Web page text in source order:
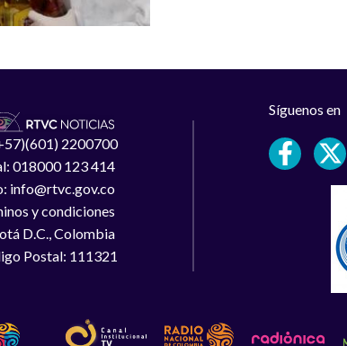
2200700
018000 123 414
info@rtvc.gov.co
y condiciones
D.C., Colombia
Postal: 111321
Síguenos en